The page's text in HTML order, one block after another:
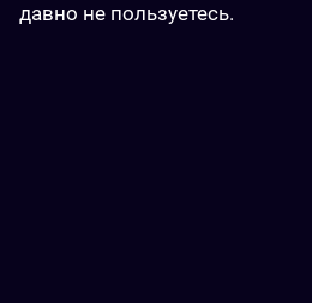
давно не пользуетесь.